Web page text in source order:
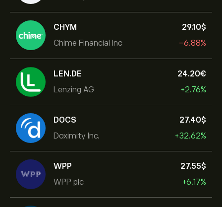
CHYM
Chime Financial Inc
29.10‎$‎
-6.88%
LEN.DE
Lenzing AG
24.20‎€‎
+2.76%
DOCS
Doximity Inc.
27.40‎$‎
+32.62%
WPP
WPP plc
27.55‎$‎
+6.17%